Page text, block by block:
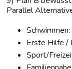
Parallel
Erste Hilfe /
Sport/